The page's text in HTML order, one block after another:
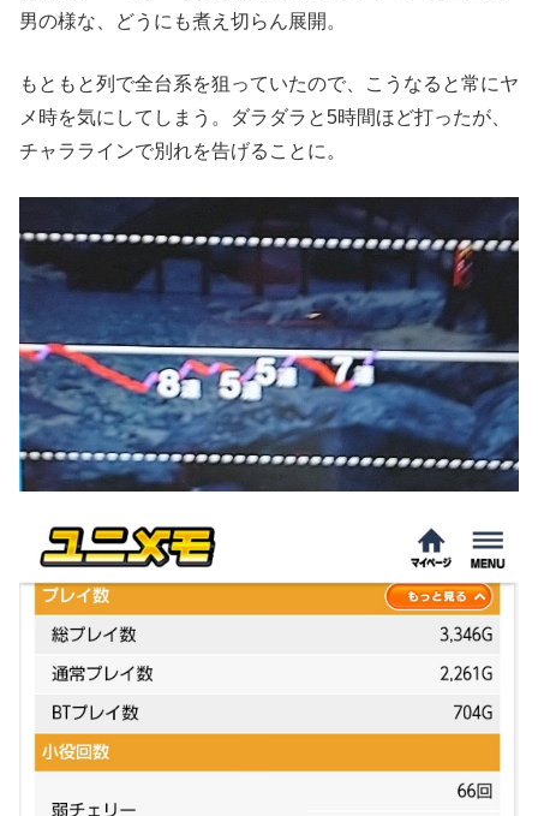
男の様な、どうにも煮え切らん展開。
もともと列で全台系を狙っていたので、こうなると常にヤ
メ時を気にしてしまう。ダラダラと5時間ほど打ったが、
チャララインで別れを告げることに。